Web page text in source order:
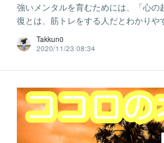
強いメンタルを育むためには、「心
復とは、筋トレをする人だとわかりや
Takkun0
2020/11/23 08:34